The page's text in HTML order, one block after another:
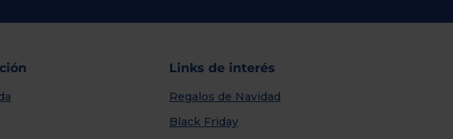
Links de interés
Regalos de Navidad
Black Friday